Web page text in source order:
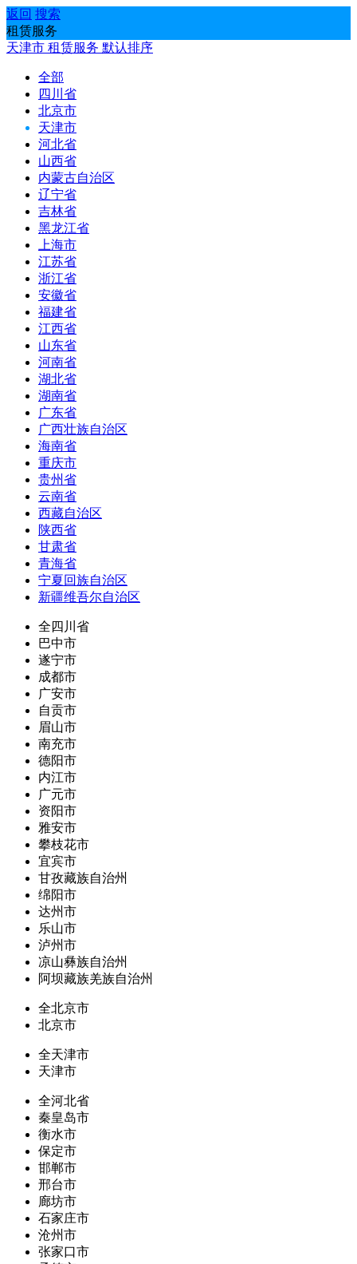
返回 搜索
租赁服务
天津市 租赁服务 默认排序
全部
四川省
北京市
天津市
河北省
山西省
内蒙古自治区
辽宁省
吉林省
黑龙江省
上海市
江苏省
浙江省
安徽省
福建省
江西省
山东省
河南省
湖北省
湖南省
广东省
广西壮族自治区
海南省
重庆市
贵州省
云南省
西藏自治区
陕西省
甘肃省
青海省
宁夏回族自治区
新疆维吾尔自治区
全四川省
巴中市
遂宁市
成都市
广安市
自贡市
眉山市
南充市
德阳市
内江市
广元市
资阳市
雅安市
攀枝花市
宜宾市
甘孜藏族自治州
绵阳市
达州市
乐山市
泸州市
凉山彝族自治州
阿坝藏族羌族自治州
全北京市
北京市
全天津市
天津市
全河北省
秦皇岛市
衡水市
保定市
邯郸市
邢台市
廊坊市
石家庄市
沧州市
张家口市